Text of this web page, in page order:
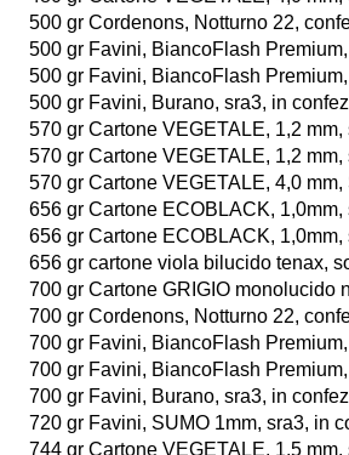
500 gr Favini, Burano, sra3, in
700 gr Favini, Burano, sra3, in
720 gr Favini, SUMO 1mm, sra3, in